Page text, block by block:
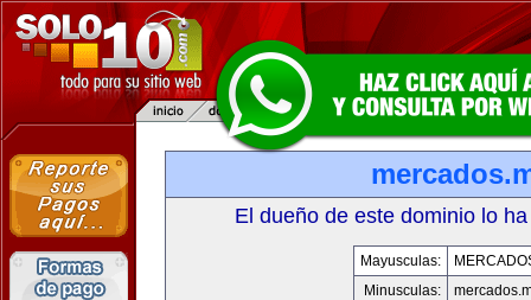
El dueño de este dominio lo
Mayusculas:
Minusculas: